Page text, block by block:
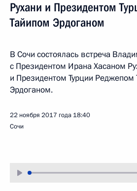
Рухани и Президентом
Тайипом Эрдоганом
В Сочи состоялась встреча
с Президентом Ирана Хасаном
и Президентом Турции Реджепом
Эрдоганом.
22 ноября 2017 года 18:40
Сочи